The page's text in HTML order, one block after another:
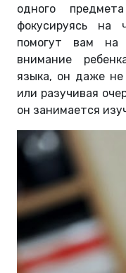
одного
фокусируясь на
помогут вам на
внимание
языка, он даже
или разучивая
он занимается